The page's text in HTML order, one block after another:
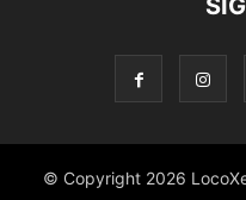
© Copyright 2026